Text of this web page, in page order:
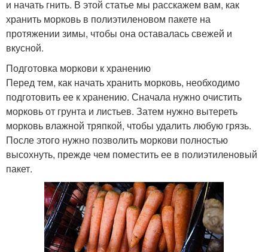
и начать гнить. В этой статье мы расскажем вам, как
хранить морковь в полиэтиленовом пакете на
протяжении зимы, чтобы она оставалась свежей и
вкусной.
Подготовка моркови к хранению
Перед тем, как начать хранить морковь, необходимо
подготовить ее к хранению. Сначала нужно очистить
морковь от грунта и листьев. Затем нужно вытереть
морковь влажной тряпкой, чтобы удалить любую грязь.
После этого нужно позволить моркови полностью
высохнуть, прежде чем поместить ее в полиэтиленовый
пакет.